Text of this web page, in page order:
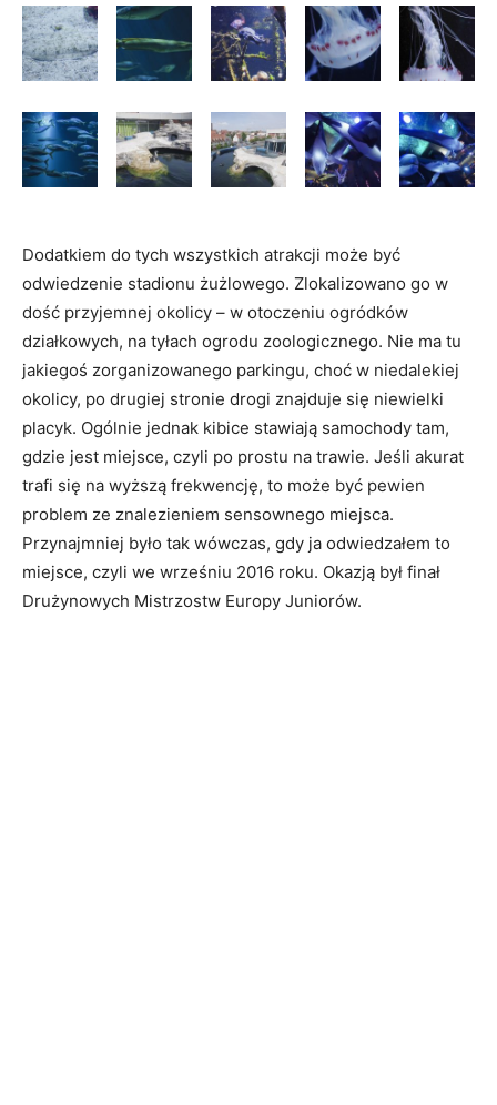
Dodatkiem do tych wszystkich atrakcji może być
odwiedzenie stadionu żużlowego. Zlokalizowano go w
dość przyjemnej okolicy – w otoczeniu ogródków
działkowych, na tyłach ogrodu zoologicznego. Nie ma tu
jakiegoś zorganizowanego parkingu, choć w niedalekiej
okolicy, po drugiej stronie drogi znajduje się niewielki
placyk. Ogólnie jednak kibice stawiają samochody tam,
gdzie jest miejsce, czyli po prostu na trawie. Jeśli akurat
trafi się na wyższą frekwencję, to może być pewien
problem ze znalezieniem sensownego miejsca.
Przynajmniej było tak wówczas, gdy ja odwiedzałem to
miejsce, czyli we wrześniu 2016 roku. Okazją był finał
Drużynowych Mistrzostw Europy Juniorów.